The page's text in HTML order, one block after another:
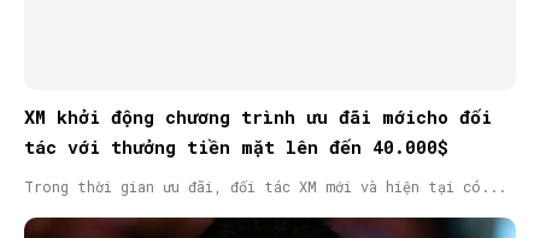
XM khởi động chương trình ưu đãi mớicho đối
tác với thưởng tiền mặt lên đến 40.000$
Trong thời gian ưu đãi, đối tác XM mới và hiện tại có...